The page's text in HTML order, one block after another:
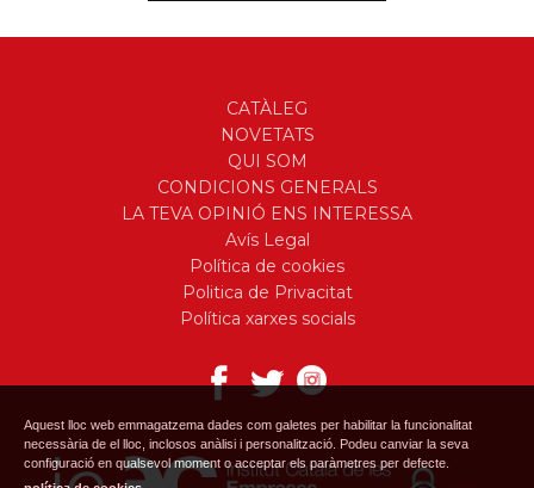
CATÀLEG
NOVETATS
QUI SOM
CONDICIONS GENERALS
LA TEVA OPINIÓ ENS INTERESSA
Avís Legal
Política de cookies
Politica de Privacitat
Política xarxes socials
Aquest lloc web emmagatzema dades com galetes per habilitar la funcionalitat
necessària de el lloc, inclosos anàlisi i personalització. Podeu canviar la seva
configuració en qualsevol moment o acceptar els paràmetres per defecte.